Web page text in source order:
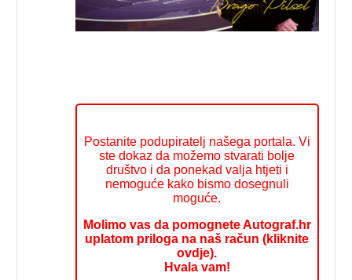
Postanite podupiratelj našega portala. Vi
ste dokaz da možemo stvarati bolje
društvo i da ponekad valja htjeti i
nemoguće kako bismo dosegnuli
moguće.
Molimo vas da pomognete Autograf.hr
uplatom priloga na naš račun (kliknite
ovdje).
Hvala vam!